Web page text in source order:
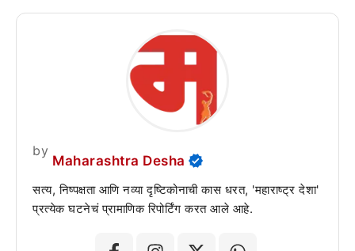
by
Maharashtra Desha
सत्य, निष्पक्षता आणि नव्या दृष्टिकोनाची कास धरत, 'महाराष्ट्र देशा'
प्रत्येक घटनेचं प्रामाणिक रिपोर्टिंग करत आले आहे.